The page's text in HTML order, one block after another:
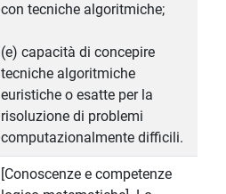
con tecniche algoritmiche;
(e) capacità di concepire
tecniche algoritmiche
euristiche o esatte per la
risoluzione di problemi
computazionalmente difficili.
[Conoscenze e competenze